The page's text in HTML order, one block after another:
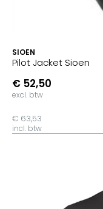
SIOEN
Pilot Jacket Sioen
€ 52,50
excl. btw
€ 63,53
incl. btw